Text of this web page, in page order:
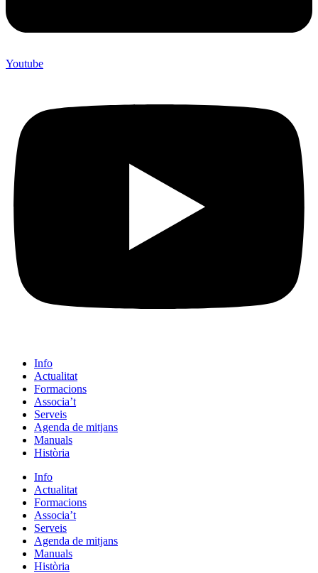
Youtube
Info
Actualitat
Formacions
Associa’t
Serveis
Agenda de mitjans
Manuals
Història
Info
Actualitat
Formacions
Associa’t
Serveis
Agenda de mitjans
Manuals
Història